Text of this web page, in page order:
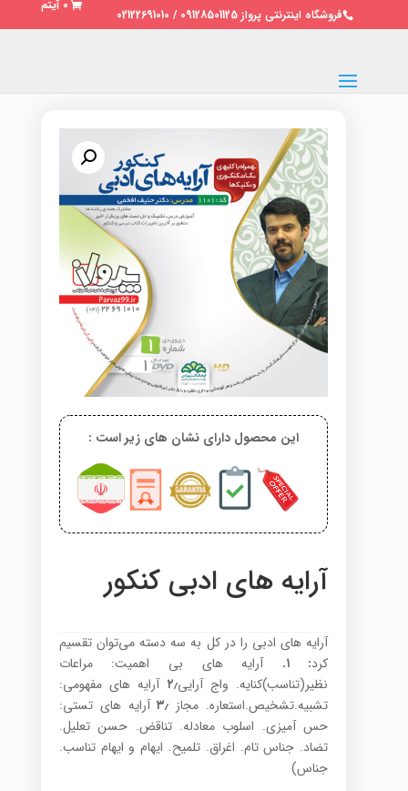
فروشگاه اینترنتی پرواز 09128501125 / 02122691010
0 آیتم
این محصول دارای نشان های زیر است :
آرایه های ادبی کنکور
آرایه های ادبی را در کل به سه دسته می‌توان تقسیم
کرد:۱.
آرایه های بی اهمیت: مراعات
نظیر(تناسب)کنایه. واج آرایی۲٫ آرایه های مفهومی:
تشبیه.تشخیص.استعاره. مجاز ۳٫آرایه های تستی:
حس آمیزی. اسلوب معادله. تناقض. حسن تعلیل.
تضاد. جناس تام. اغراق. تلمیح. ایهام و ایهام تناسب.
جناس)